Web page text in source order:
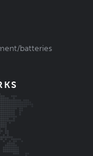
batteries